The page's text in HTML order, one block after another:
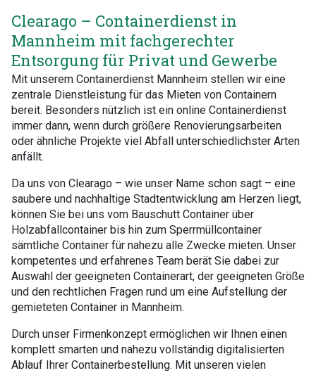
Clearago – Containerdienst in
Mannheim mit fachgerechter
Entsorgung für Privat und Gewerbe
Mit unserem Containerdienst Mannheim stellen wir eine
zentrale Dienstleistung für das Mieten von Containern
bereit. Besonders nützlich ist ein online Containerdienst
immer dann, wenn durch größere Renovierungsarbeiten
oder ähnliche Projekte viel Abfall unterschiedlichster Arten
anfällt.
Da uns von Clearago – wie unser Name schon sagt – eine
saubere und nachhaltige Stadtentwicklung am Herzen liegt,
können Sie bei uns vom Bauschutt Container über
Holzabfallcontainer bis hin zum Sperrmüllcontainer
sämtliche Container für nahezu alle Zwecke mieten. Unser
kompetentes und erfahrenes Team berät Sie dabei zur
Auswahl der geeigneten Containerart, der geeigneten Größe
und den rechtlichen Fragen rund um eine Aufstellung der
gemieteten Container in Mannheim.
Durch unser Firmenkonzept ermöglichen wir Ihnen einen
komplett smarten und nahezu vollständig digitalisierten
Ablauf Ihrer Containerbestellung. Mit unseren vielen